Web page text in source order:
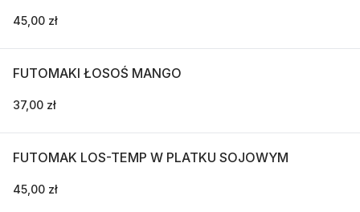
45,00 zł
FUTOMAKI ŁOSOŚ MANGO
37,00 zł
FUTOMAK LOS-TEMP W PLATKU SOJOWYM
45,00 zł